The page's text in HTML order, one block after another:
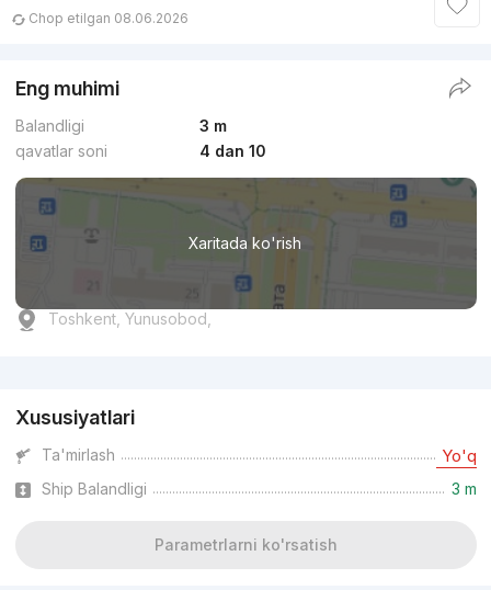
Chop etilgan 08.06.2026
Eng muhimi
Balandligi
3 m
qavatlar soni
4 dan 10
Xaritada ko'rish
Toshkent, Yunusobod,
Xususiyatlari
Ta'mirlash Yo'q
Ship Balandligi 3 m
Parametrlarni ko'rsatish